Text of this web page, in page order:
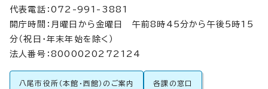
代表電話：072-991-3881
開庁時間：月曜日から金曜日 午前8時45分から午後5時15
分（祝日・年末年始を除く）
法人番号：8000020272124
八尾市役所（本館・西館）のご案内 各課の窓口